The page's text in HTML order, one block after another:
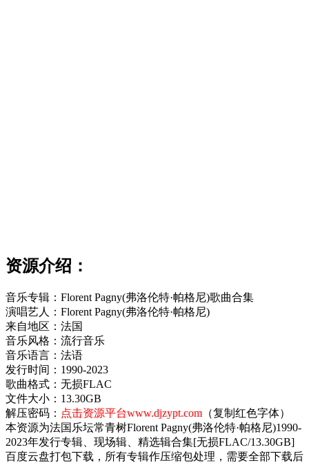
资源介绍：
音乐专辑：Florent Pagny(弗洛伦特·帕格尼)歌曲合集
演唱艺人：Florent Pagny(弗洛伦特·帕格尼)
来自地区：法国
音乐风格：流行音乐
音乐语言：法语
发行时间：1990-2023
歌曲格式：无损FLAC
文件大小：13.30GB
解压密码： 点击资源平台www.djzypt.com （复制红色字体）
本资源为法国乐坛常青树Florent Pagny(弗洛伦特·帕格尼)1990-
2023年发行专辑、现场辑、精选辑合集[无损FLAC/13.30GB]
百度云盘打包下载，所有专辑作压缩包处理，需要全部下载后